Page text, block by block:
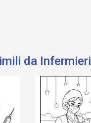
da Infermieri